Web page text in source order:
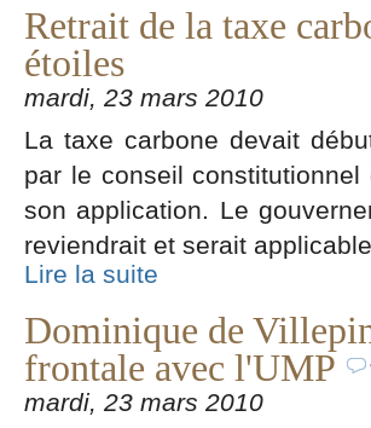
Retrait de la taxe
étoiles
mardi, 23 mars 2010
La taxe carbone devait
par le conseil
son application. Le
reviendrait et serait
Lire la suite
Dominique de
frontale avec l'UMP
mardi, 23 mars 2010